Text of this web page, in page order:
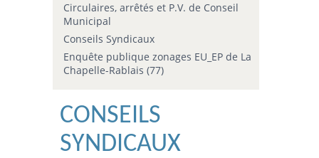
Circulaires, arrêtés et P.V. de Conseil
Municipal
Conseils Syndicaux
Enquête publique zonages EU_EP de La
Chapelle-Rablais (77)
CONSEILS
SYNDICAUX